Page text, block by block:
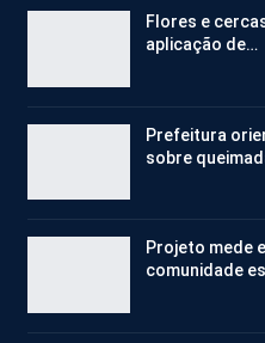
Flores e
aplicação de…
Prefeitura
sobre
Projeto mede
comunidade